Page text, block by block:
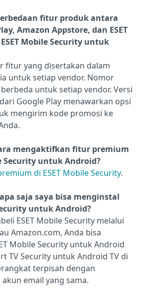
fitur produk antara
Amazon Appstore, dan ESET
Mobile Security untuk
fitur yang disertakan dalam
untuk setiap vendor. Nomor
untuk setiap vendor. Versi
Google Play menawarkan opsi
mengirim kode promosi ke
mengaktifkan fitur premium
Security untuk Android?
di ESET Mobile Security.
saja saya bisa menginstal
untuk Android?
ESET Mobile Security melalui
Amazon.com, Anda bisa
Mobile Security untuk Android
TV Security untuk Android TV di
terpisah dengan
email yang sama.